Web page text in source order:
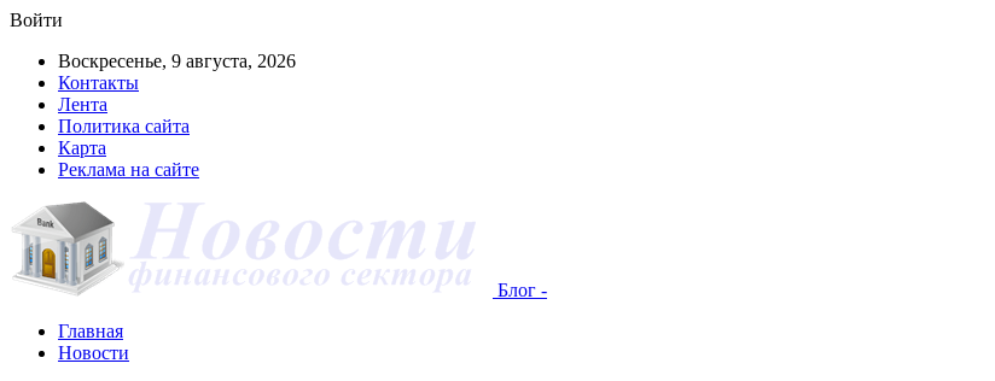
Войти
Воскресенье, 9 августа, 2026
Контакты
Лента
Политика сайта
Карта
Реклама на сайте
Блог -
Главная
Новости